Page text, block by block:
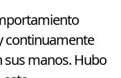
continuamente
sus manos. Hubo